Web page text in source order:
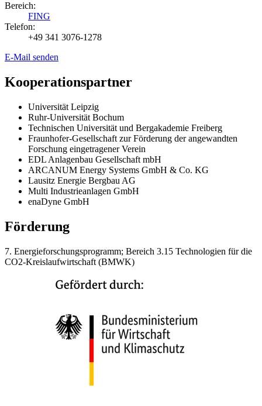
Bereich:
FING
Telefon:
+49 341 3076-1278
E-Mail senden
Kooperationspartner
Universität Leipzig
Ruhr-Universität Bochum
Technischen Universität und Bergakademie Freiberg
Fraunhofer-Gesellschaft zur Förderung der angewandten
Forschung eingetragener Verein
EDL Anlagenbau Gesellschaft mbH
ARCANUM Energy Systems GmbH & Co. KG
Lausitz Energie Bergbau AG
Multi Industrieanlagen GmbH
enaDyne GmbH
Förderung
7. Energieforschungsprogramm; Bereich 3.15 Technologien für die
CO2-Kreislaufwirtschaft (BMWK)